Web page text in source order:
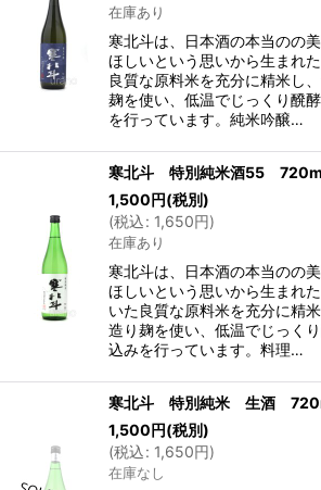
在庫あり
寒北斗は、日本酒の本当のの
ほしいという思いから生まれ
良質な原料米を充分に精米し
麹を使い、低温でじっくり醗
を行っています。純米吟醸…
寒北斗 特別純米酒55
1,500円(税別)
(税込: 1,650円)
在庫あり
寒北斗は、日本酒の本当のの
ほしいという思いから生まれ
いた良質な原料米を充分に精
造り麹を使い、低温でじっく
込みを行っています。料理…
寒北斗 特別純米 生酒
1,500円(税別)
(税込: 1,650円)
在庫なし